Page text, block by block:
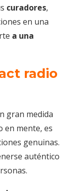
curadores,
en una
a una
radio
gran medida
en mente, es
genuinas.
auténtico